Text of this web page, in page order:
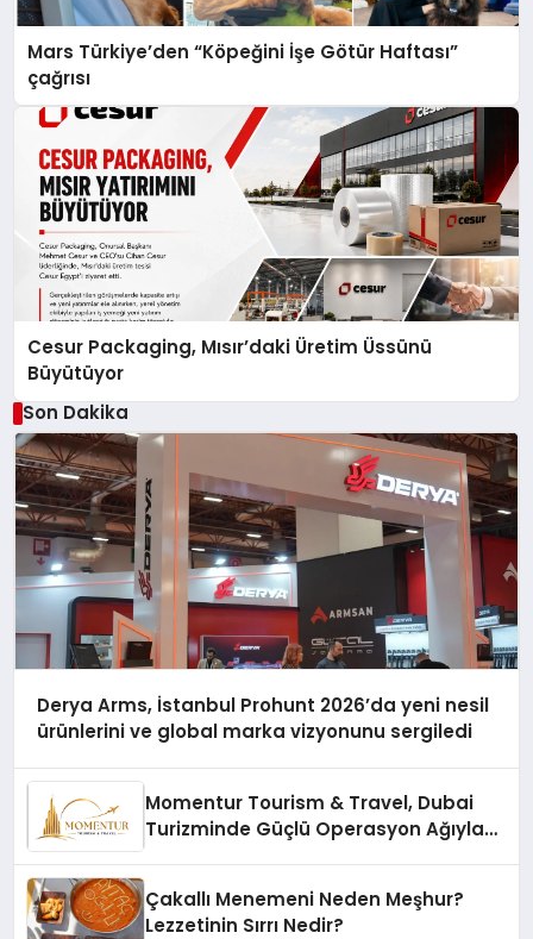
Mars Türkiye’den “Köpeğini İşe Götür Haftası”
çağrısı
Cesur Packaging, Mısır’daki Üretim Üssünü
Büyütüyor
Son Dakika
Derya Arms, İstanbul Prohunt 2026’da yeni nesil
ürünlerini ve global marka vizyonunu sergiledi
Momentur Tourism & Travel, Dubai
Turizminde Güçlü Operasyon Ağıyla
Çakallı Menemeni Neden Meşhur?
Lezzetinin Sırrı Nedir?